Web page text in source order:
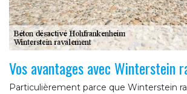
Vos avantages avec Winterstein
Particulièrement parce que Winterstein